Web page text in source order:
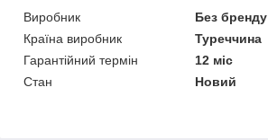
Виробник
Без бренду
Країна виробник
Туреччина
Гарантійний термін
12 міс
Стан
Новий